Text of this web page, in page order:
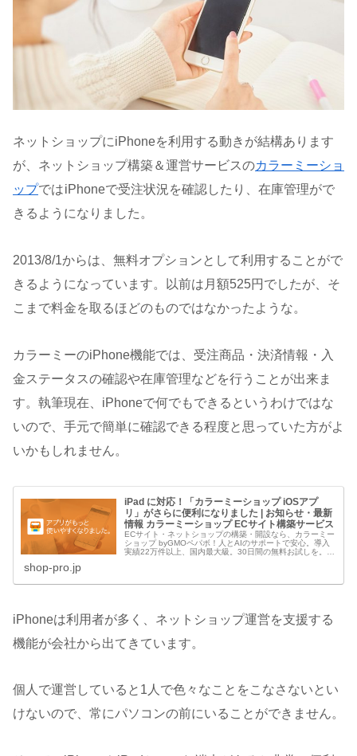
ネットショップにiPhoneを利用する動きが結構あります
が、ネットショップ構築＆運営サービスのカラーミーショ
ップではiPhoneで受注状況を確認したり、在庫管理がで
きるようになりました。
2013/8/1からは、無料オプションとして利用することがで
きるようになっています。以前は月額525円でしたが、そ
こまで料金を取るほどのものではなかったような。
カラーミーのiPhone機能では、受注商品・決済情報・入
金ステータスの確認や在庫管理などを行うことが出来ま
す。執筆現在、iPhoneで何でもできるというわけではな
いので、手元で簡単に確認できる程度と思っていた方がよ
いかもしれません。
iPad に対応！「カラーミーショップ iOSアプ
リ」がさらに便利になりました | お知らせ・最新
情報 カラーミーショップ ECサイト構築サービス
ECサイト・ネットショップの構築・開設なら、カラーミー
ショップ byGMOペパボ！人とAIのサポートで安心。導入
実績22万件以上、国内最大級。30日間の無料お試しを。圧
shop-pro.jp
iPhoneは利用者が多く、ネットショップ運営を支援する
機能が会社から出てきています。
個人で運営していると1人で色々なことをこなさないとい
けないので、常にパソコンの前にいることができません。